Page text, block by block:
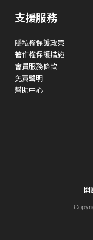
支援服務
隱私權保護政策
著作權保護措施
會員服務條款
免責聲明
幫助中心
開